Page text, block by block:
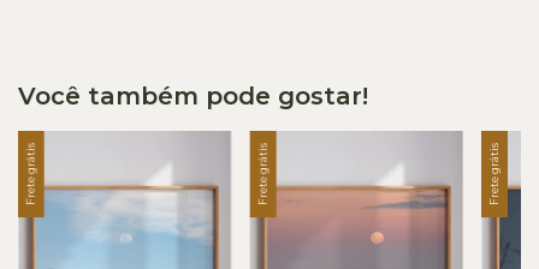
Você também pode gostar!
Frete grátis Frete grátis Frete grátis